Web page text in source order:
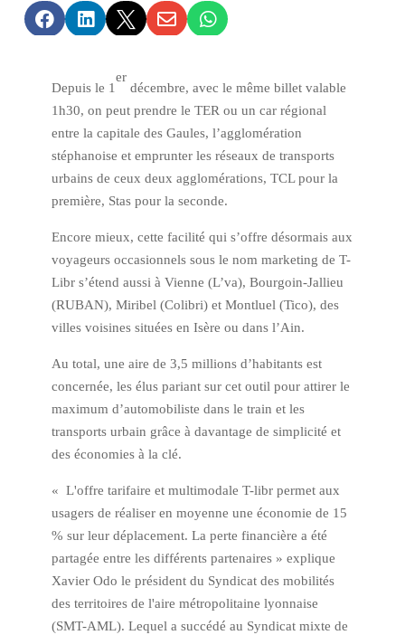
    
Depuis le 1
er
décembre, avec le même billet valable
1h30, on peut prendre le TER ou un car régional
entre la capitale des Gaules, l’agglomération
stéphanoise et emprunter les réseaux de transports
urbains de ceux deux agglomérations, TCL pour la
première, Stas pour la seconde.
Encore mieux, cette facilité qui s’offre désormais aux
voyageurs occasionnels sous le nom marketing de T-
Libr s’étend aussi à Vienne (L’va), Bourgoin-Jallieu
(RUBAN), Miribel (Colibri) et Montluel (Tico), des
villes voisines situées en Isère ou dans l’Ain.
Au total, une aire de 3,5 millions d’habitants est
concernée, les élus pariant sur cet outil pour attirer le
maximum d’automobiliste dans le train et les
transports urbain grâce à davantage de simplicité et
des économies à la clé.
« L'offre tarifaire et multimodale T-libr permet aux
usagers de réaliser en moyenne une économie de 15
% sur leur déplacement. La perte financière a été
partagée entre les différents partenaires » explique
Xavier Odo le président du Syndicat des mobilités
des territoires de l'aire métropolitaine lyonnaise
(SMT-AML). Lequel a succédé au Syndicat mixte de